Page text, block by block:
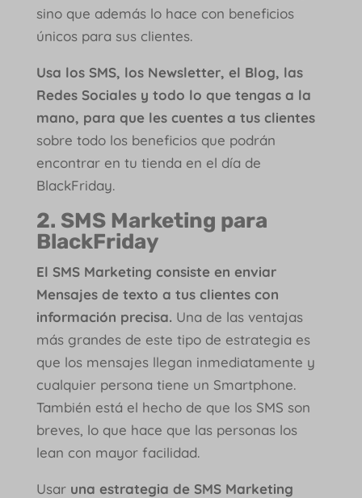
sino que además lo hace con beneficios
únicos para sus clientes.
Usa los SMS, los Newsletter, el Blog, las
Redes Sociales y todo lo que tengas a la
mano, para que les cuentes a tus clientes
sobre todo los beneficios que podrán
encontrar en tu tienda en el día de
BlackFriday.
2. SMS Marketing para
BlackFriday
El SMS Marketing consiste en enviar
Mensajes de texto a tus clientes con
información precisa. Una de las ventajas
más grandes de este tipo de estrategia es
que los mensajes llegan inmediatamente y
cualquier persona tiene un Smartphone.
También está el hecho de que los SMS son
breves, lo que hace que las personas los
lean con mayor facilidad.
Usar una estrategia de SMS Marketing